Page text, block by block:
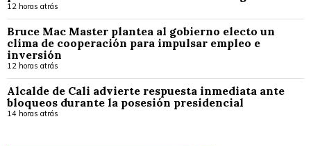
12 horas atrás
Bruce Mac Master plantea al gobierno electo un
clima de cooperación para impulsar empleo e
inversión
12 horas atrás
Alcalde de Cali advierte respuesta inmediata ante
bloqueos durante la posesión presidencial
14 horas atrás